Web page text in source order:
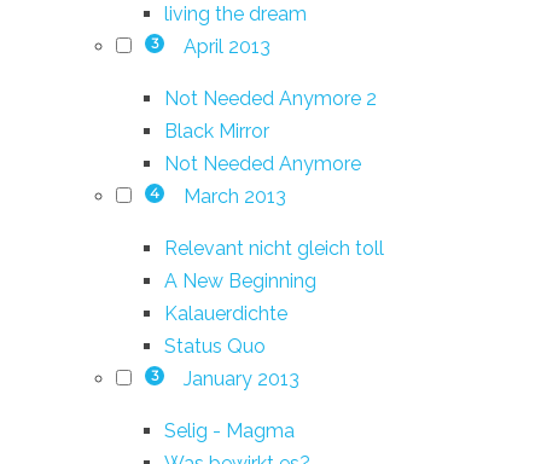
living the dream
3 April 2013
Not Needed Anymore 2
Black Mirror
Not Needed Anymore
4 March 2013
Relevant nicht gleich toll
A New Beginning
Kalauerdichte
Status Quo
3 January 2013
Selig - Magma